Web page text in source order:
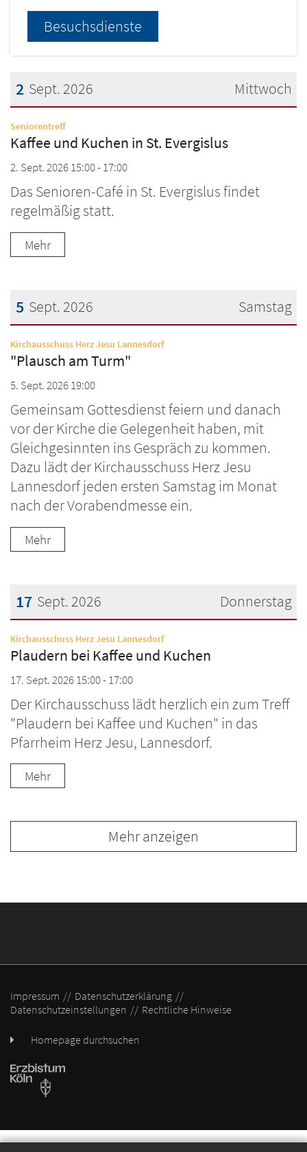
Besuchsdienste
Mittwoch
2 Sept. 2026
Datum: 2. September 2026
Seniorentreff:
Kaffee und Kuchen in St. Evergislus
2. Sept. 2026 15:00 - 17:00
Das Senioren-Café in St. Evergislus findet
regelmäßig statt.
Mehr
Samstag
5 Sept. 2026
Datum: 5. September 2026
Kirchausschuss Herz Jesu Lannesdorf:
"Plausch am Turm"
5. Sept. 2026 19:00
Gemeinsam Gottesdienst feiern und danach
vor der Kirche die Gelegenheit haben, mit
Gleichgesinnten ins Gespräch zu kommen.
Dazu lädt der Kirchausschuss Herz Jesu
Lannesdorf jeden ersten Samstag im Monat
nach der Vorabendmesse ein.
Mehr
Donnerstag
17 Sept. 2026
Datum: 17. September 2026
Kirchausschuss Herz Jesu Lannesdorf:
Plaudern bei Kaffee und Kuchen
17. Sept. 2026 15:00 - 17:00
Der Kirchausschuss lädt herzlich ein zum Treff
"Plaudern bei Kaffee und Kuchen" in das
Pfarrheim Herz Jesu, Lannesdorf.
Mehr
Mehr anzeigen
Impressum
Datenschutzerklärung
Datenschutzeinstellungen
Rechtliche Hinweise
Homepage durchsuchen